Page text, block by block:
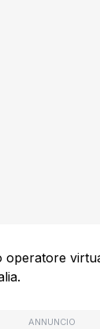
operatore
ANNUNCIO